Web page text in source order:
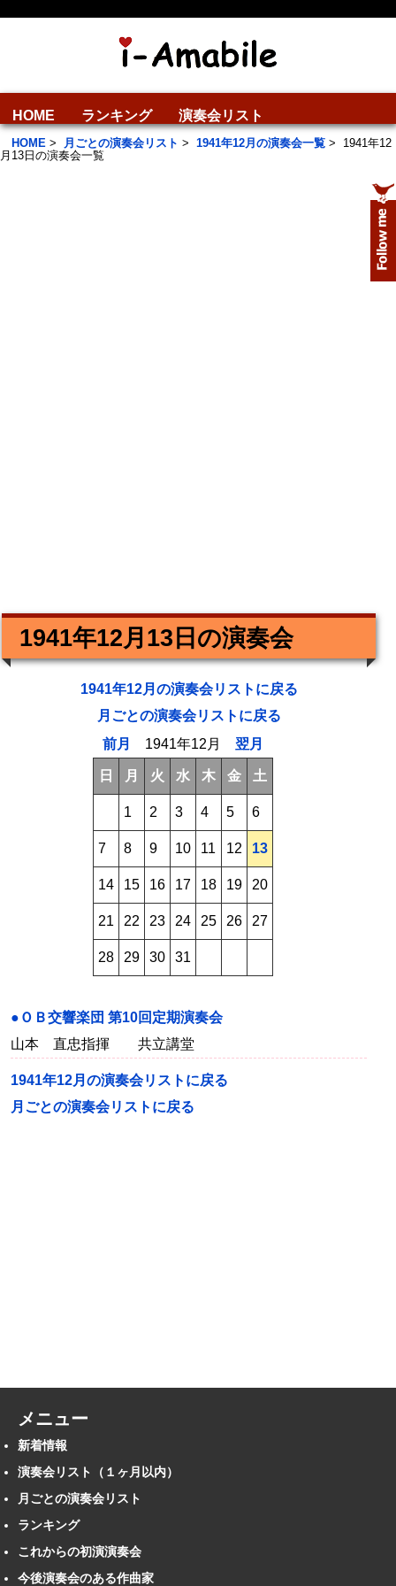
HOME ランキング 演奏会リスト
HOME > 月ごとの演奏会リスト > 1941年12月の演奏会一覧 > 1941年12
月13日の演奏会一覧
1941年12月13日の演奏会
1941年12月の演奏会リストに戻る
月ごとの演奏会リストに戻る
前月
1941年12月 翌月
日 月 火 水 木 金 土
1 2 3 4 5 6
7 8 9 10 11 12 13
14 15 16 17 18 19 20
21 22 23 24 25 26 27
28 29 30 31
●ＯＢ交響楽団 第10回定期演奏会
山本 直忠指揮 共立講堂
1941年12月の演奏会リストに戻る
月ごとの演奏会リストに戻る
メニュー
新着情報
演奏会リスト（１ヶ月以内）
月ごとの演奏会リスト
ランキング
これからの初演演奏会
今後演奏会のある作曲家